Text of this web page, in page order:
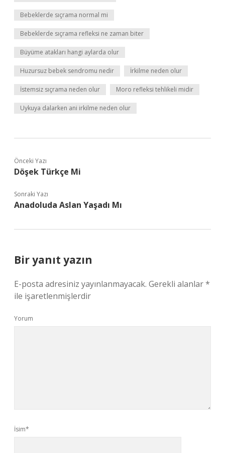
Bebeklerde sıçrama normal mi
Bebeklerde sıçrama refleksi ne zaman biter
Büyüme atakları hangi aylarda olur
Huzursuz bebek sendromu nedir İrkilme neden olur
İstemsiz sıçrama neden olur Moro refleksi tehlikeli midir
Uykuya dalarken ani irkilme neden olur
Önceki Yazı
Döşek Türkçe Mi
Sonraki Yazı
Anadoluda Aslan Yaşadı Mı
Bir yanıt yazın
E-posta adresiniz yayınlanmayacak. Gerekli alanlar*
ile işaretlenmişlerdir
Yorum
İsim*